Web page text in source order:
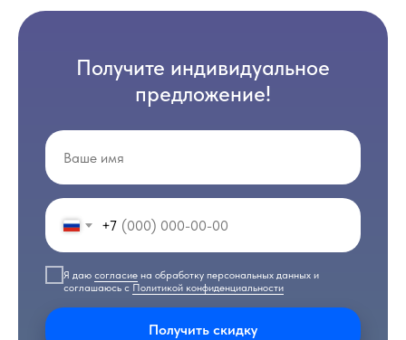
Получите индивидуальное
предложение!
+7
Я даю согласие на обработку персональных данных и
соглашаюсь с Политикой конфиденциальности
Получить скидку